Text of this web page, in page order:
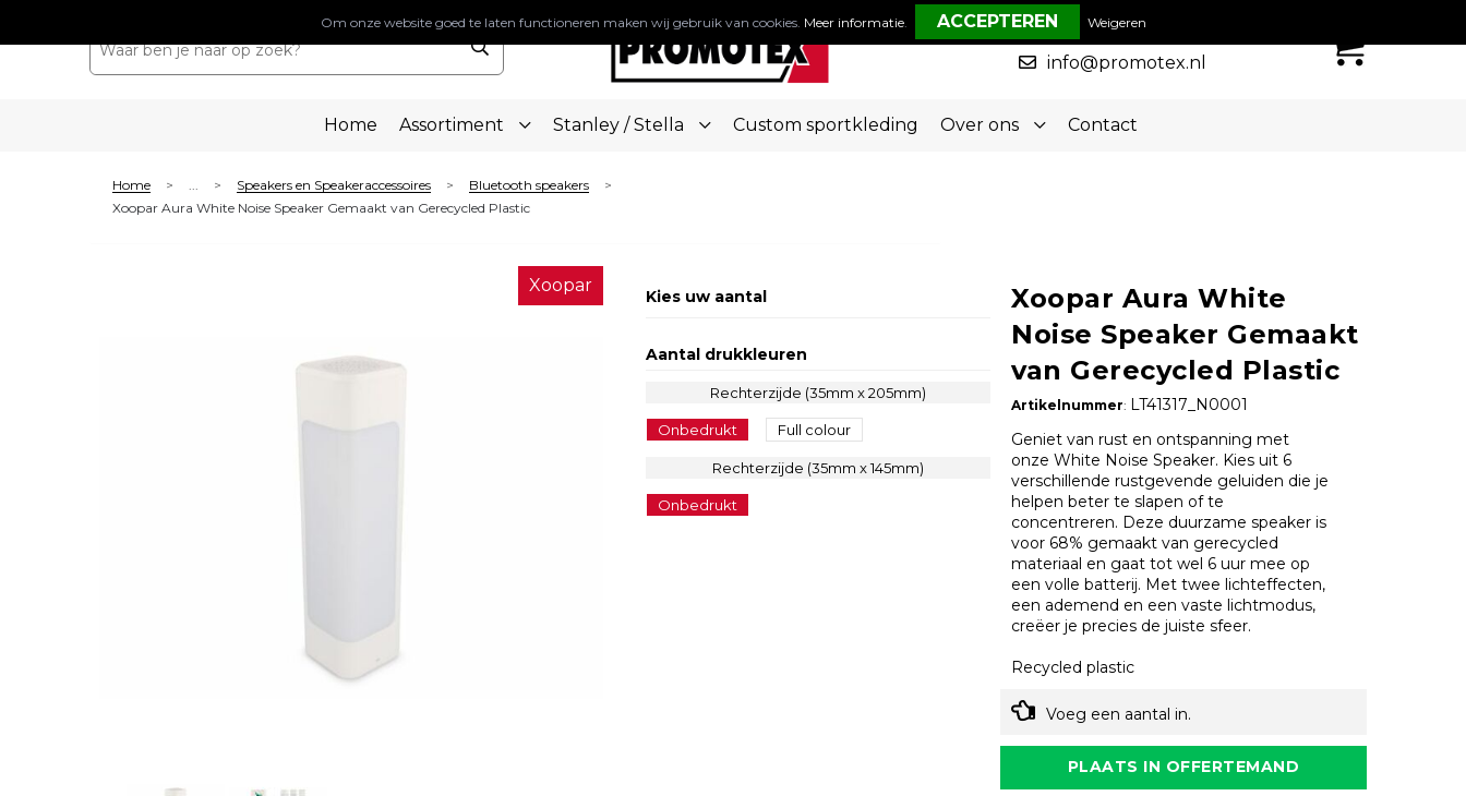
050-5773636
info@promotex.nl
Home Assortiment Stanley / Stella Custom sportkleding Over ons Contact
Home > ... > Speakers en Speakeraccessoires > Bluetooth speakers >
Xoopar Aura White Noise Speaker Gemaakt van Gerecycled Plastic
Xoopar
Kies uw aantal
Aantal drukkleuren
Rechterzijde (35mm x 205mm)
Onbedrukt Full colour
Rechterzijde (35mm x 145mm)
Onbedrukt
Xoopar Aura White
Noise Speaker Gemaakt
van Gerecycled Plastic
Artikelnummer: LT41317_N0001
Geniet van rust en ontspanning met
onze White Noise Speaker. Kies uit 6
verschillende rustgevende geluiden die je
helpen beter te slapen of te
concentreren. Deze duurzame speaker is
voor 68% gemaakt van gerecycled
materiaal en gaat tot wel 6 uur mee op
een volle batterij. Met twee lichteffecten,
een ademend en een vaste lichtmodus,
creëer je precies de juiste sfeer.
Recycled plastic
Voeg een aantal in.
PLAATS IN OFFERTEMAND
Om onze website goed te laten functioneren maken wij gebruik van cookies. Meer informatie. Weigeren